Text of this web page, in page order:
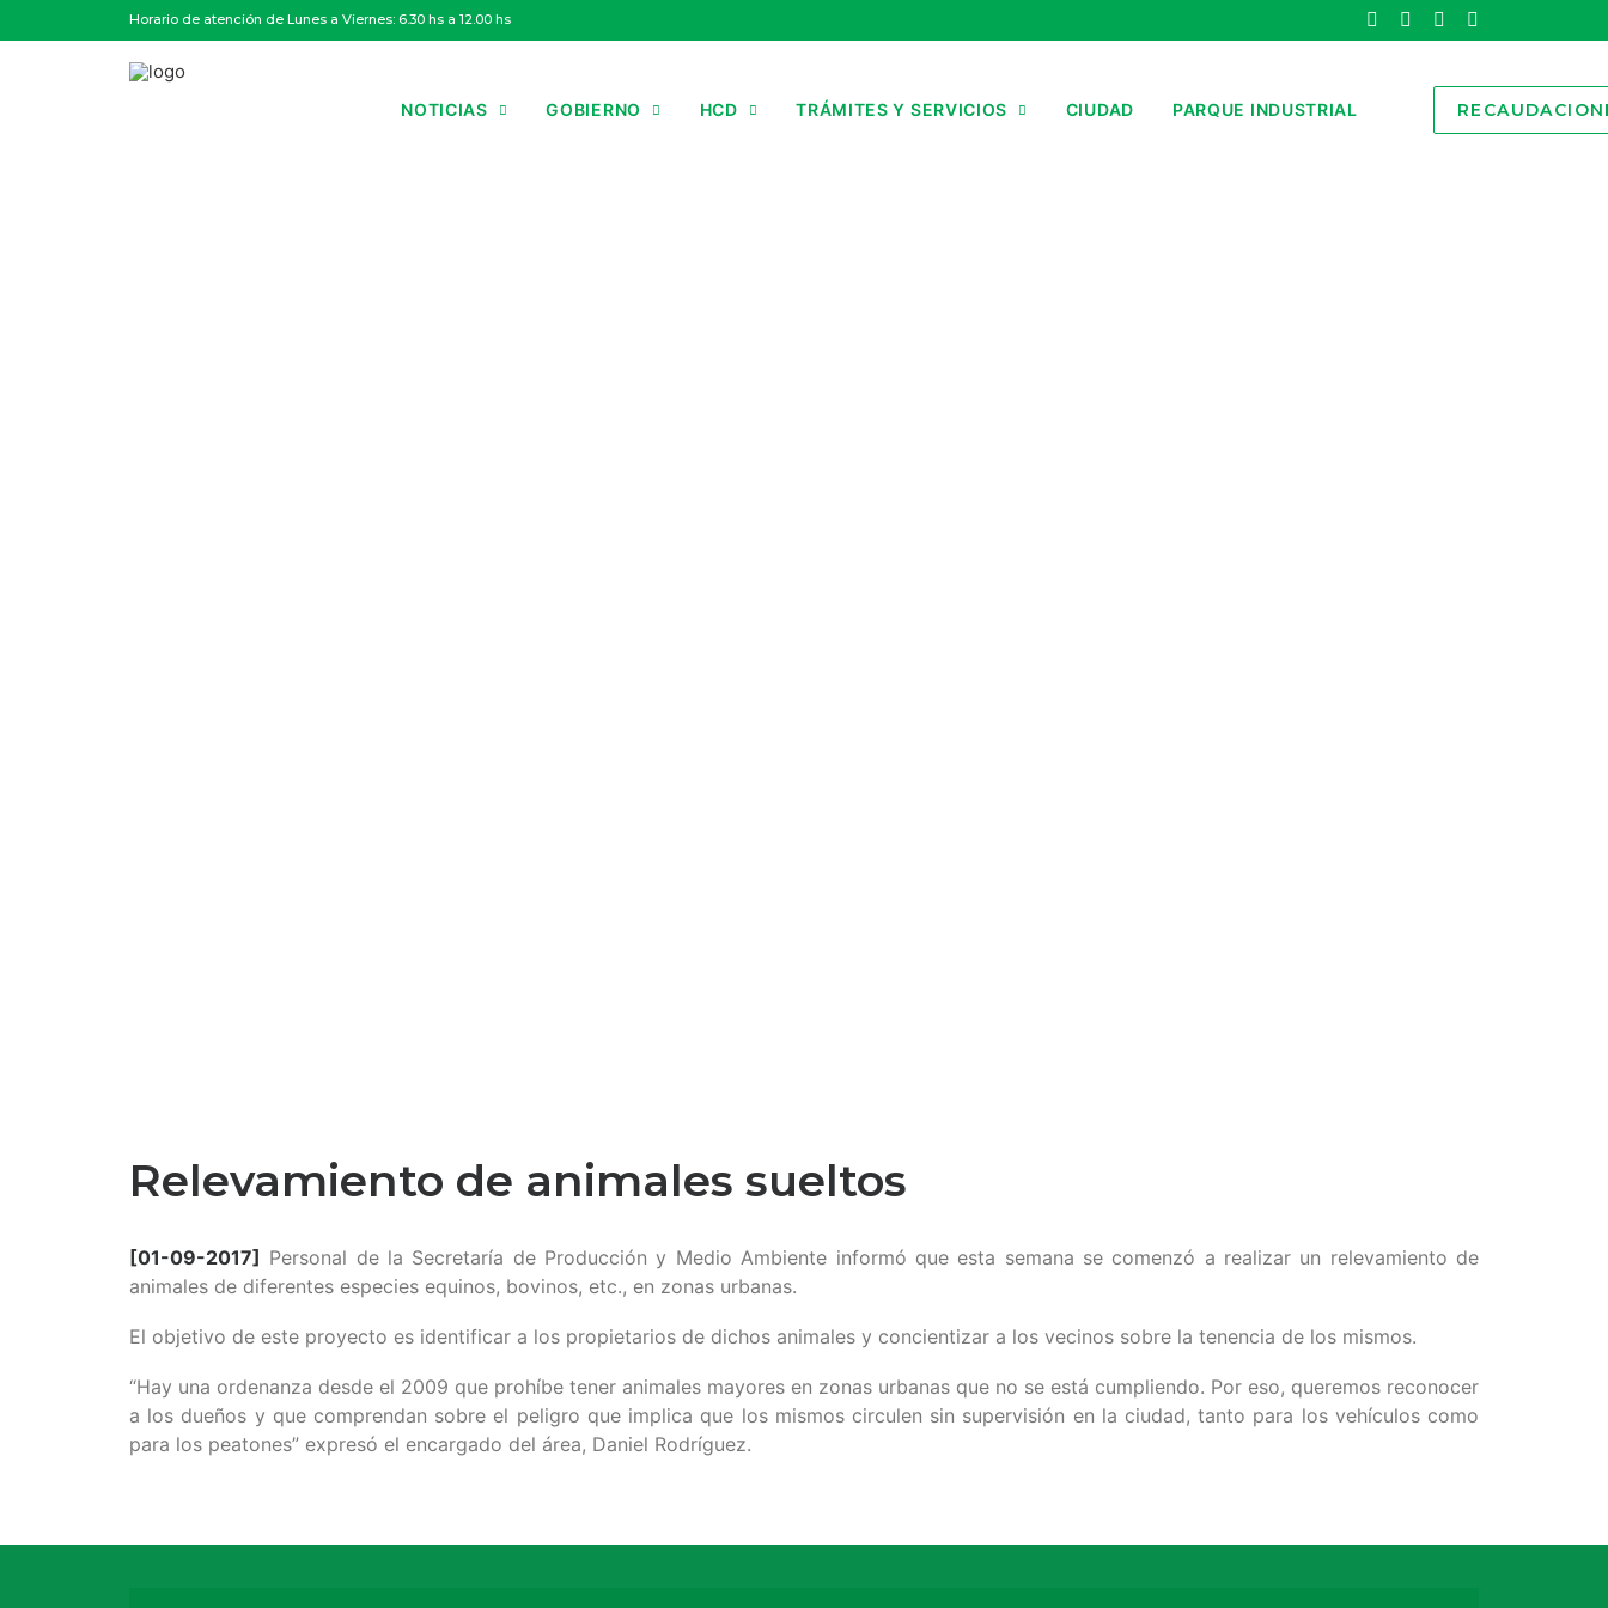
Horario de atención de Lunes a Viernes: 6.30 hs a 12.00 hs
NOTICIAS GOBIERNO HCD TRÁMITES Y SERVICIOS CIUDAD PARQUE INDUSTRIAL
Relevamiento de animales sueltos
[01-09-2017] Personal de la Secretaría de Producción y Medio Ambiente informó que esta semana se comenzó a realizar un relevamiento de
animales de diferentes especies equinos, bovinos, etc., en zonas urbanas.
El objetivo de este proyecto es identificar a los propietarios de dichos animales y concientizar a los vecinos sobre la tenencia de los mismos.
“Hay una ordenanza desde el 2009 que prohíbe tener animales mayores en zonas urbanas que no se está cumpliendo. Por eso, queremos reconocer
a los dueños y que comprendan sobre el peligro que implica que los mismos circulen sin supervisión en la ciudad, tanto para los vehículos como
para los peatones” expresó el encargado del área, Daniel Rodríguez.